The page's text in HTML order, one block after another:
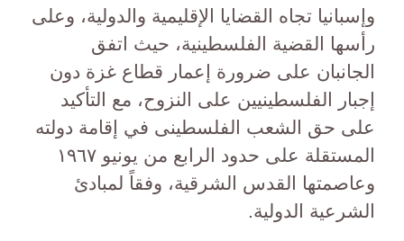
وإسبانيا تجاه القضايا الإقليمية والدولية، وعلى
رأسها القضية الفلسطينية، حيث اتفق
الجانبان على ضرورة إعمار قطاع غزة دون
إجبار الفلسطينيين على النزوح، مع التأكيد
على حق الشعب الفلسطينى في إقامة دولته
المستقلة على حدود الرابع من يونيو ١٩٦٧
وعاصمتها القدس الشرقية، وفقاً لمبادئ
الشرعية الدولية.